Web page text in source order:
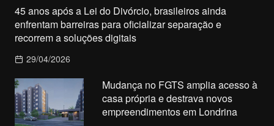
45 anos após a Lei do Divórcio, brasileiros ainda
enfrentam barreiras para oficializar separação e
recorrem a soluções digitais
29/04/2026
Mudança no FGTS amplia acesso à
casa própria e destrava novos
empreendimentos em Londrina